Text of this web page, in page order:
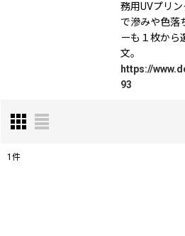
務用UVプリ
で滲みや色落
ーも１枚から
文。
https://
93
1 件